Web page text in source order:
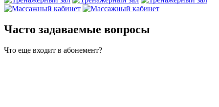
Часто задаваемые вопросы
Что еще входит в абонемент?